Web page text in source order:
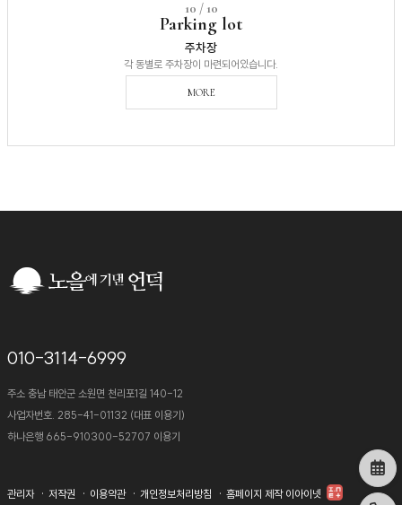
10 / 10
Parking lot
주차장
각 동별로 주차장이 마련되어있습니다.
MORE
010-3114-6999
주소 충남 태안군 소원면 천리포1길 140-12
사업자번호. 285-41-01132 (대표 이용기)
하나은행 665-910300-52707 이용기
관리자 저작권 이용약관 개인정보처리방침 홈페이지 제작 이아이넷